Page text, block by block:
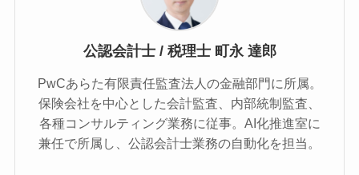
公認会計士 / 税理士 町永 達郎
PwCあらた有限責任監査法人の金融部門に所属。
保険会社を中心とした会計監査、内部統制監査、
各種コンサルティング業務に従事。AI化推進室に
兼任で所属し、公認会計士業務の自動化を担当。